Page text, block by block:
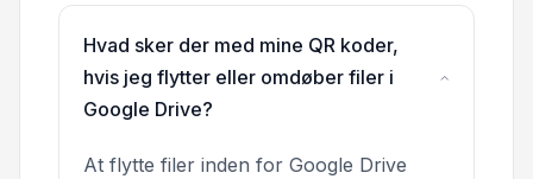
Hvad sker der med mine QR koder,
hvis jeg flytter eller omdøber filer i
Google Drive?
At flytte filer inden for Google Drive